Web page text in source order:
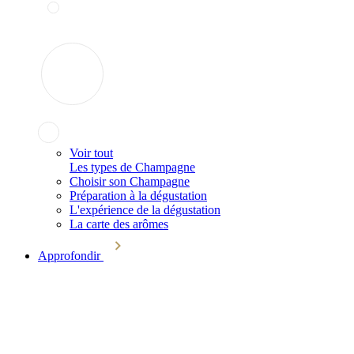
Voir tout
Les types de Champagne
Choisir son Champagne
Préparation à la dégustation
L'expérience de la dégustation
La carte des arômes
Approfondir